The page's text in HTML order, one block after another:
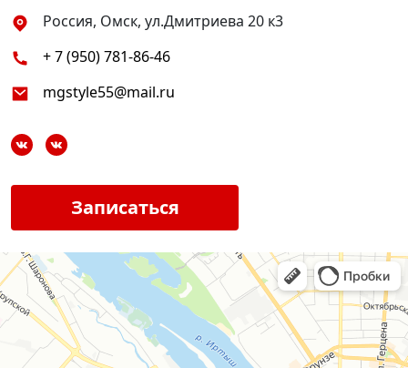
Россия, Омск, ул.Дмитриева 20 к3
+ 7 (950) 781-86-46
mgstyle55@mail.ru
Записаться